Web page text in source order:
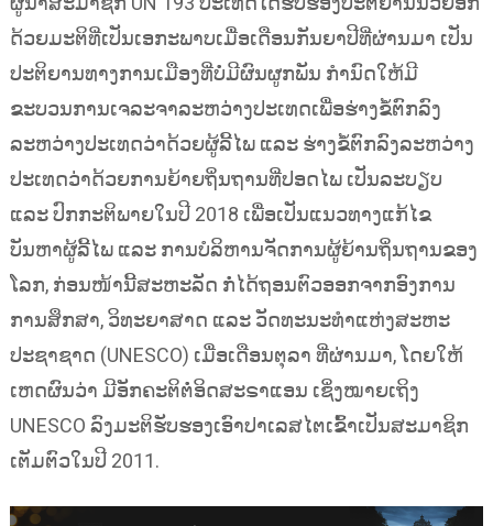
ດ້ວຍມະຕິທີ່ເປັນເອກະພາບເມື່ອເດືອນກັນຍາປີທີ່ຜ່ານມາ ເປັນ
ປະຕິຍານທາງການເມືອງທີ່ບໍ່ມີຜົນຜູກພັນ ກຳນົດໃຫ້ມີ
ຂະບວນການເຈລະຈາລະຫວ່າງປະເທດເພື່ອຮ່າງຂໍ້ຕົກລົງ
ລະຫວ່າງປະເທດວ່າດ້ວຍຜູ້ລີ້ໄພ ແລະ ຮ່າງຂໍ້ຕົກລົງລະຫວ່າງ
ປະເທດວ່າດ້ວຍການຍ້າຍຖິ່ນຖານທີ່ປອດໄພ ເປັນລະບຽບ
ແລະ ປົກກະຕິພາຍໃນປີ 2018 ເພື່ອເປັນແນວທາງແກ້ໄຂ
ບັນຫາຜູ້ລີ້ໄພ ແລະ ການບໍລິຫານຈັດການຜູ້ຍ້ານຖິ່ນຖານຂອງ
ໂລກ, ກ່ອນໜ້ານີ້ສະຫະລັດ ກໍ່ໄດ້ຖອນຕົວອອກຈາກອົງການ
ການສຶກສາ, ວິທະຍາສາດ ແລະ ວັດທະນະທຳແຫ່ງສະຫະ
ປະຊາຊາດ (UNESCO) ເມື່ອເດືອນຕຸລາ ທີ່ຜ່ານມາ, ໂດຍໃຫ້
ເຫດຜົນວ່າ ມີອັກຄະຕິຕໍ່ອິດສະຣາແອນ ເຊິ່ງໝາຍເຖິງ
UNESCO ລົງມະຕິຮັບຮອງເອົາປາເລສໄຕເຂົ້າເປັນສະມາຊິກ
ເຕັມຕົວໃນປີ 2011.